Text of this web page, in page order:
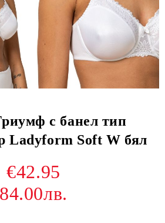
с банел тип
Ladyform Soft W бял
€42.95
84.00лв.